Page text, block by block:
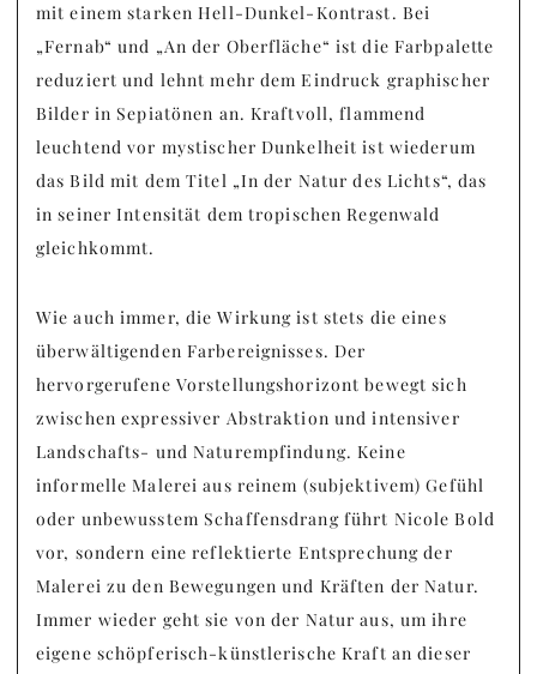
mit einem starken Hell-Dunkel-Kontrast. Bei
„Fernab“ und „An der Oberfläche“ ist die Farbpalette
reduziert und lehnt mehr dem Eindruck graphischer
Bilder in Sepiatönen an. Kraftvoll, flammend
leuchtend vor mystischer Dunkelheit ist wiederum
das Bild mit dem Titel „In der Natur des Lichts“, das
in seiner Intensität dem tropischen Regenwald
gleichkommt.
Wie auch immer, die Wirkung ist stets die eines
überwältigenden Farbereignisses. Der
hervorgerufene Vorstellungshorizont bewegt sich
zwischen expressiver Abstraktion und intensiver
Landschafts- und Naturempfindung. Keine
informelle Malerei aus reinem (subjektivem) Gefühl
oder unbewusstem Schaffensdrang führt Nicole Bold
vor, sondern eine reflektierte Entsprechung der
Malerei zu den Bewegungen und Kräften der Natur.
Immer wieder geht sie von der Natur aus, um ihre
eigene schöpferisch-künstlerische Kraft an dieser